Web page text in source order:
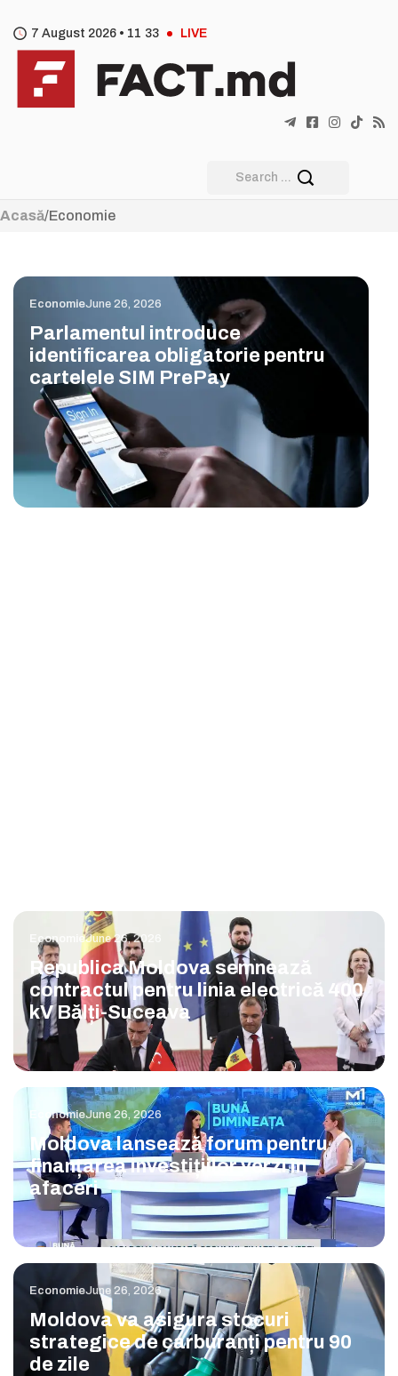
7 August 2026 • 11 33 LIVE
Acasă/Economie
EconomieJune 26, 2026
Parlamentul introduce
identificarea obligatorie pentru
cartelele SIM PrePay
EconomieJune 26, 2026
Republica Moldova semnează
contractul pentru linia electrică 400
kV Bălți-Suceava
EconomieJune 26, 2026
Moldova lansează forum pentru
finanțarea investițiilor verzi în
afaceri
EconomieJune 26, 2026
Moldova va asigura stocuri
strategice de carburanți pentru 90
de zile